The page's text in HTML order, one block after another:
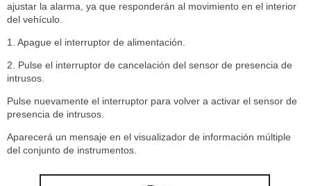
ajustar la alarma, ya que responderán al movimiento en el interior
del vehículo.
1. Apague el interruptor de alimentación.
2. Pulse el interruptor de cancelación del sensor de presencia de
intrusos.
Pulse nuevamente el interruptor para volver a activar el sensor de
presencia de intrusos.
Aparecerá un mensaje en el visualizador de información múltiple
del conjunto de instrumentos.